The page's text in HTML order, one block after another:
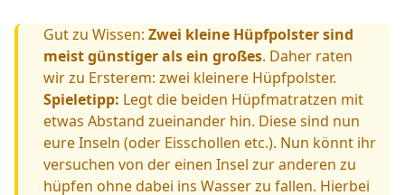
Gut zu Wissen: Zwei kleine Hüpfpolster sind
meist günstiger als ein großes. Daher raten
wir zu Ersterem: zwei kleinere Hüpfpolster.
Spieletipp: Legt die beiden Hüpfmatratzen mit
etwas Abstand zueinander hin. Diese sind nun
eure Inseln (oder Eisschollen etc.). Nun könnt ihr
versuchen von der einen Insel zur anderen zu
hüpfen ohne dabei ins Wasser zu fallen. Hierbei